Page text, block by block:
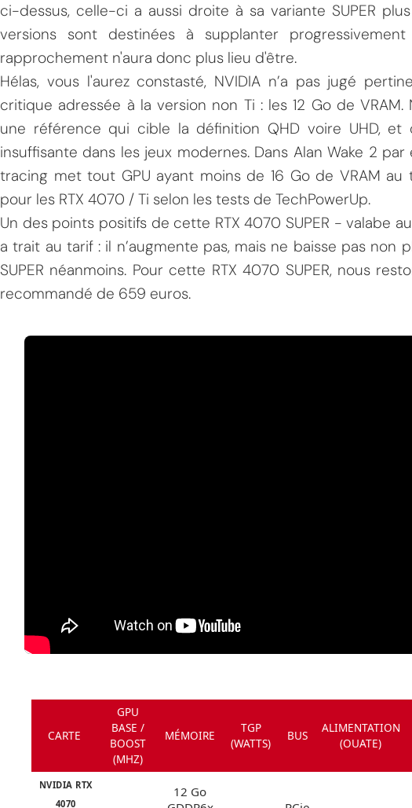
ci-dessus, celle-ci a aussi droite à sa variante SUPER
versions sont destinées à supplanter
rapprochement n'aura donc plus lieu d'être.
Hélas, vous l'aurez constasté, NVIDIA n’a pas jugé
critique adressée à la version non Ti : les 12 Go de
une référence qui cible la définition QHD voire UHD, et
insuffisante dans les jeux modernes. Dans Alan Wake 2
tracing met tout GPU ayant moins de 16 Go de VRAM au
pour les RTX 4070 / Ti selon les tests de TechPowerUp.
Un des points positifs de cette RTX 4070 SUPER - valabe
a trait au tarif : il n’augmente pas, mais ne baisse pas non
SUPER néanmoins. Pour cette RTX 4070 SUPER, nous
recommandé de 659 euros.
CARTE
GPU
BASE /
BOOST
(MHZ)
MÉMOIRE
TGP
(WATTS)
BUS
ALIMENTATION
(OUATE)
NVIDIA RTX
4070
12 Go